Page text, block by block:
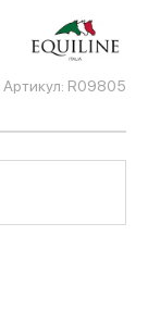
Артикул: R09805